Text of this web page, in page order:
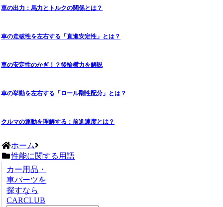
車の出力：馬力とトルクの関係とは？
車の走破性を左右する「直進安定性」とは？
車の安定性のかぎ！？後輪横力を解説
車の挙動を左右する「ロール剛性配分」とは？
クルマの運動を理解する：前進速度とは？
ホーム
性能に関する用語
カー用品・
車パーツを
探すなら
CARCLUB